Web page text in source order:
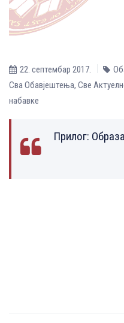
22. септембар 2017.
Сва Обавјештења, Све
набавке
Прилог: